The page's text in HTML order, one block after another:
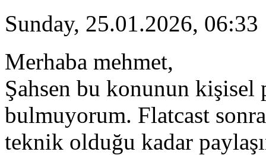
Sunday, 25.01.2026, 06:33
Merhaba mehmet,
Şahsen bu konunun
bulmuyorum. Flatcast
teknik olduğu kadar